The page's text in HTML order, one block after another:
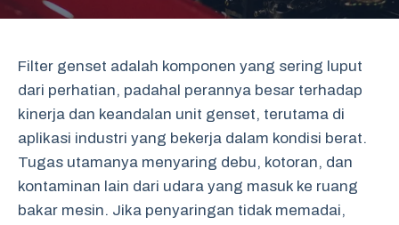
Filter genset adalah komponen yang sering luput
dari perhatian, padahal perannya besar terhadap
kinerja dan keandalan unit genset, terutama di
aplikasi industri yang bekerja dalam kondisi berat.
Tugas utamanya menyaring debu, kotoran, dan
kontaminan lain dari udara yang masuk ke ruang
bakar mesin. Jika penyaringan tidak memadai,